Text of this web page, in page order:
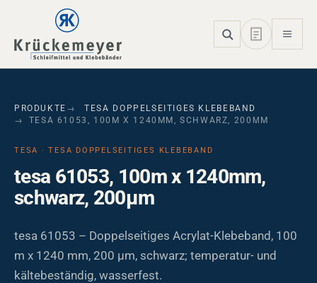
Skip to main navigation
Skip to main content
Skip to page footer
PRODUKTE
TESA DOPPELSEITIGES KLEBEBAND
TESA 61053, 100M X 1240MM, SCHWARZ, 200ΜM
TESA · TESA DOPPELSEITIGES KLEBEBAND
tesa 61053, 100m x 1240mm,
schwarz, 200µm
tesa 61053 – Doppelseitiges Acrylat-Klebeband, 100
m x 1240 mm, 200 µm, schwarz; temperatur- und
kältebeständig, wasserfest.